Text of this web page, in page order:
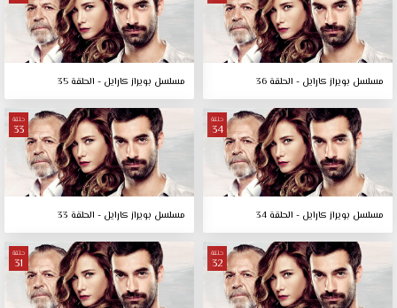
مسلسل بويراز كارايل - الحلقة 36 مسلسل بويراز كارايل - الحلقة 35
حلقة
34
مسلسل بويراز كارايل - الحلقة 34
حلقة
33
مسلسل بويراز كارايل - الحلقة 33
حلقة
32
حلقة
31